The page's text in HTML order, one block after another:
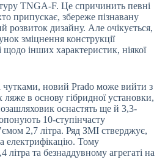
TNGA-F. Це спричинить певні
припускає, збереже пізнавану
дизайну. Але очікується,
зміцнення конструкції
інших характеристик, ніякої
чутками, новий Prado може вийти з
в основу гібридної установки,
оснастять ще й 3,3-
10-ступінчасту
2,7 літра. Ряд ЗМІ стверджує,
електрифікацію. Тому
та безнаддувному агрегаті на